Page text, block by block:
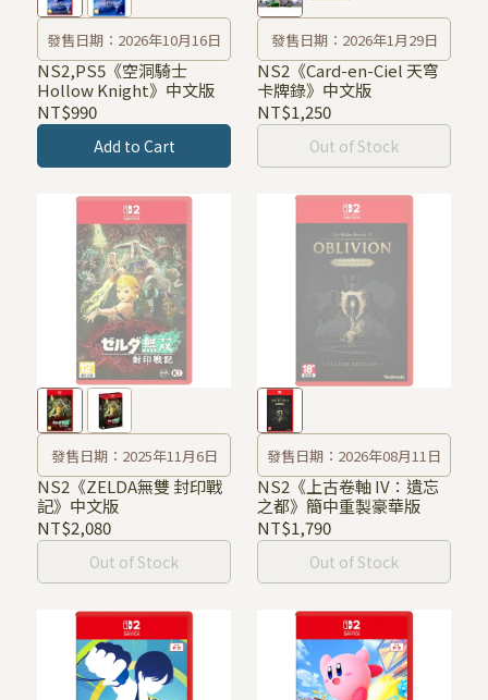
發售日期：2026年10月16日
NS2,PS5《空洞騎士
Hollow Knight》中文版
NT$990
Add to Cart
發售日期：2026年1月29日
NS2《Card-en-Ciel 天穹
卡牌錄》中文版
NT$1,250
Out of Stock
發售日期：2025年11月6日
NS2《ZELDA無雙 封印戰
記》中文版
NT$2,080
Out of Stock
發售日期：2026年08月11日
NS2《上古卷軸 IV：遺忘
之都》簡中重製豪華版
NT$1,790
Out of Stock